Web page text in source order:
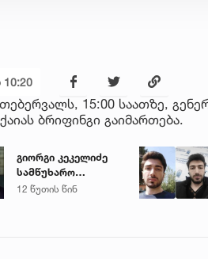
10:20
15:00 საათზე,
ბრიფინგი გაიმართება.
გიორგი კეკელიძე
სამწუხარო
ინფორმაციას
12 წუთის წინ